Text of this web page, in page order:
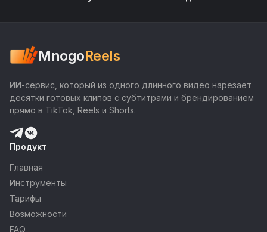
MnogoReels
ИИ-сервис, который из одного длинного видео нарезает
десятки готовых клипов с субтитрами и брендированием
прямо в TikTok, Reels и Shorts.
Продукт
Главная
Инструменты
Тарифы
Возможности
FAQ